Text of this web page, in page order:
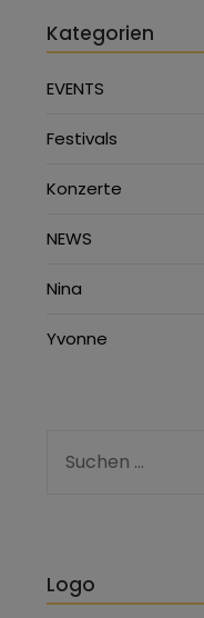
Kategorien
EVENTS
Festivals
Konzerte
NEWS
Nina
Yvonne
Logo